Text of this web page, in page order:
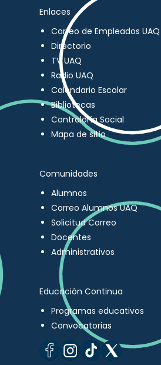
Enlaces
Correo de Empleados UAQ
Directorio
TV UAQ
Radio UAQ
Calendario Escolar
Bibliotecas
Contraloría Social
Mapa de sitio
Comunidades
Alumnos
Correo Alumnos UAQ
Solicitud Correo
Docentes
Administrativos
Educación Continua
Programas educativos
Convocatorias